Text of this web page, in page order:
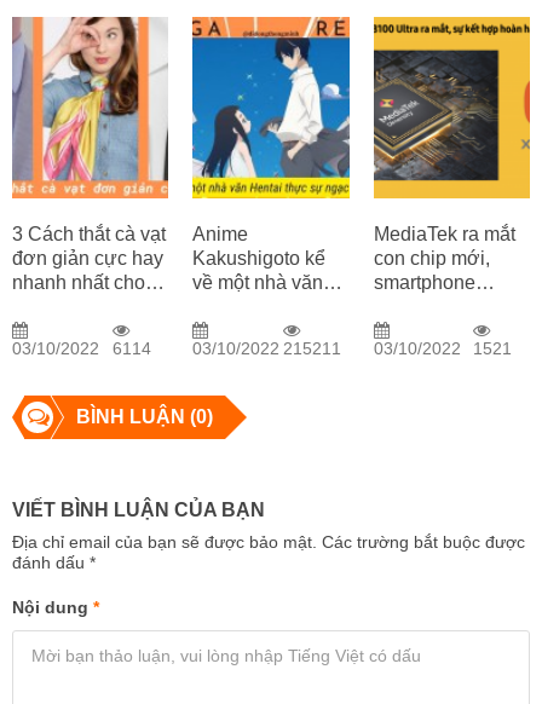
nghiệp
tương lai
3 Cách thắt cà vạt
đơn giản cực hay
nhanh nhất cho
03/10/2022 6114
Anime
Kakushigoto kể
về một nhà văn
lành mạnh
03/10/2022 215211
MediaTek ra mắt
con chip mới,
smartphone
tiên được trang bị
03/10/2022 1521
BÌNH LUẬN (0)
VIẾT BÌNH LUẬN CỦA BẠN
Địa chỉ email của bạn sẽ được bảo mật. Các trường bắt buộc được
đánh dấu *
Nội dung *